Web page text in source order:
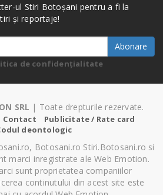
ul Stiri Botoșani pentru a fi la
și reportaje!
Abonare
de confidențialitate
SRL | Toate drepturile rezervate.
Contact
Publicitate / Rate card
deontologic
Botosani.ro Stiri.Botosani.ro si
marci inregistrate ale Web Emotion.
sunt proprietatea companiilor
continutului din acest site este